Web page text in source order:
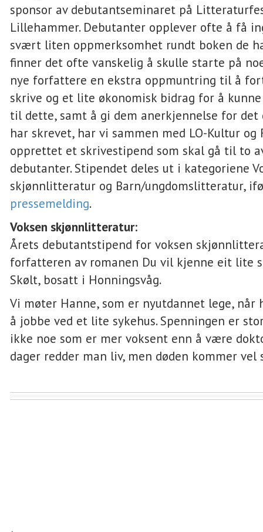
sponsor av debutantseminaret på
Lillehammer. Debutanter opplever ofte å få
svært liten oppmerksomhet rundt boken de
finner det ofte vanskelig å skulle starte på
nye forfattere en ekstra oppmuntring til å
skrive og et lite økonomisk bidrag for å
til dette, samt å gi dem anerkjennelse for det
har skrevet, har vi sammen med LO-Kultur og
opprettet et skrivestipend som skal gå til to
debutanter. Stipendet deles ut i kategoriene
skjønnlitteratur og Barn/ungdomslitteratur,
pressemelding.
Voksen skjønnlitteratur:
Årets debutantstipend for voksen
forfatteren av romanen Du vil kjenne eit lite
Skølt, bosatt i Honningsvåg.
Vi møter Hanne, som er nyutdannet lege, når
å jobbe ved et lite sykehus. Spenningen er
ikke noe som er mer voksent enn å være
dager redder man liv, men døden kommer vel